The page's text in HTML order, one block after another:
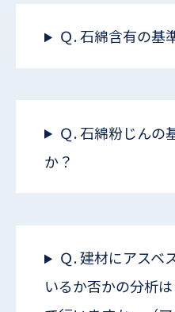
Ｑ. 石綿含有の基
Ｑ. 石綿粉じんの
か？
Ｑ. 建材にアスベ
いるか否かの分析